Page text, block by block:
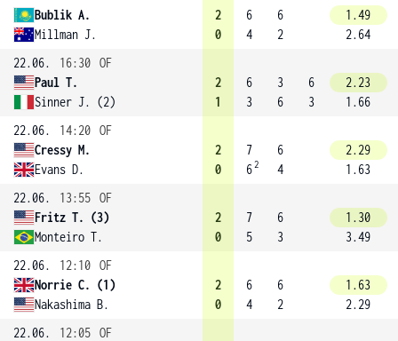
Bublik A.
Millman J.
2
0
6
4
6
2
1.49
2.64
22.06.
16:30 OF
Paul T.
Sinner J. (2)
2
1
6
3
3
6
6
3
2.23
1.66
22.06.
14:20 OF
Cressy M.
Evans D.
2
0
7
62
6
4
2.29
1.63
22.06.
13:55 OF
Fritz T. (3)
Monteiro T.
2
0
7
5
6
3
1.30
3.49
22.06.
12:10 OF
Norrie C. (1)
Nakashima B.
2
0
6
4
6
2
1.63
2.29
22.06.
12:05 OF